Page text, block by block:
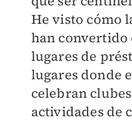
He visto cómo
han convertido
lugares de
lugares donde
celebran
actividades de